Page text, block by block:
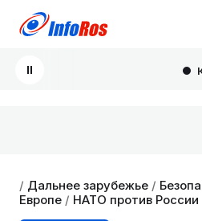
/ Дальнее зарубежье /
Европе / НАТО против России